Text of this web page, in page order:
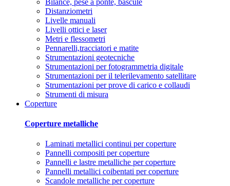
Distanziometri
Livelle manuali
Livelli ottici e laser
Metri e flessometri
Pennarelli,tracciatori e matite
Strumentazioni geotecniche
Strumentazioni per fotogrammetria digitale
Strumentazioni per il telerilevamento satellitare
Strumentazioni per prove di carico e collaudi
Strumenti di misura
Coperture
Coperture metalliche
Laminati metallici continui per coperture
Pannelli compositi per coperture
Pannelli e lastre metalliche per coperture
Pannelli metallici coibentati per coperture
Scandole metalliche per coperture